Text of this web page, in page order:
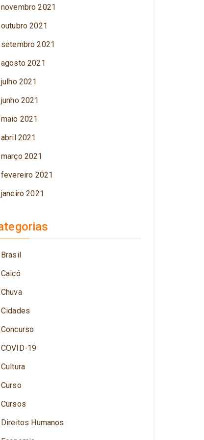
novembro 2021
outubro 2021
setembro 2021
agosto 2021
julho 2021
junho 2021
maio 2021
abril 2021
março 2021
fevereiro 2021
janeiro 2021
Brasil
Caicó
Chuva
Cidades
Concurso
COVID-19
Cultura
Curso
Cursos
Direitos Humanos